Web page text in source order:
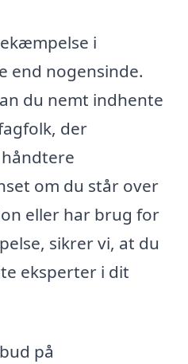
i
end nogensinde.
du nemt indhente
der
om du står over
eller har brug for
sikrer vi, at du
eksperter i dit
på